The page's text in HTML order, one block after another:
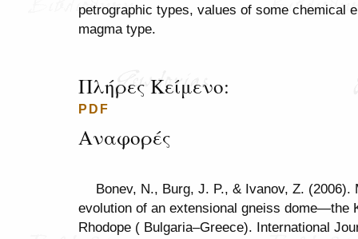
petrographic types, values of some chemical
magma type.
Πλήρες Κείμενο:
PDF
Αναφορές
Bonev, N., Burg, J. P., & Ivanov, Z.
evolution of an extensional gneiss dome—the
Rhodope ( Bulgaria–Greece). International